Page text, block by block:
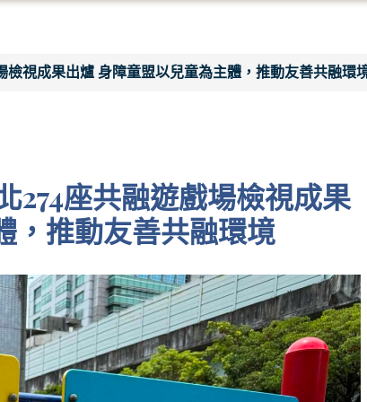
視成果出爐 身障童盟以兒童為主體，推動友善共融環
274座共融遊戲場檢視成果
，推動友善共融環境